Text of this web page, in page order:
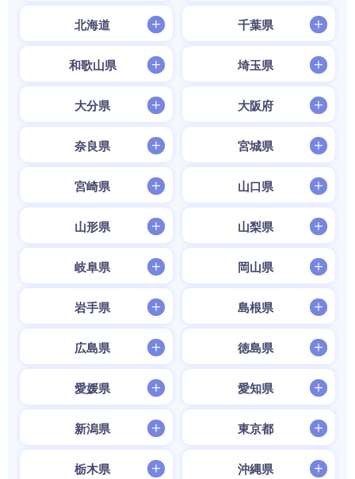
北海道 千葉県
和歌山県 埼玉県
大分県 大阪府
奈良県 宮城県
宮崎県 山口県
山形県 山梨県
岐阜県 岡山県
岩手県 島根県
広島県 徳島県
愛媛県 愛知県
新潟県 東京都
栃木県 沖縄県